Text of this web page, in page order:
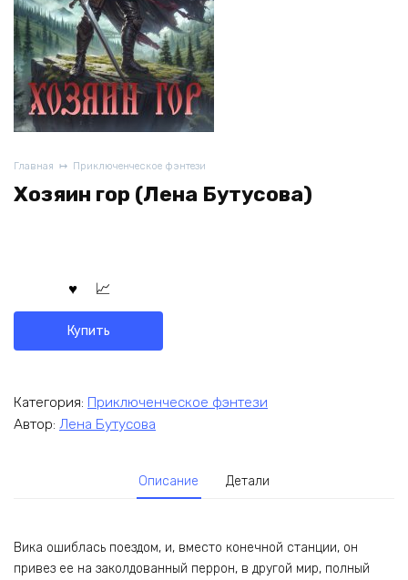
Главная Приключенческое фэнтези
Хозяин гор (Лена Бутусова)
Купить
Категория: Приключенческое фэнтези
Автор: Лена Бутусова
Описание Детали
Вика ошиблась поездом, и, вместо конечной станции, он
привез ее на заколдованный перрон, в другой мир, полный